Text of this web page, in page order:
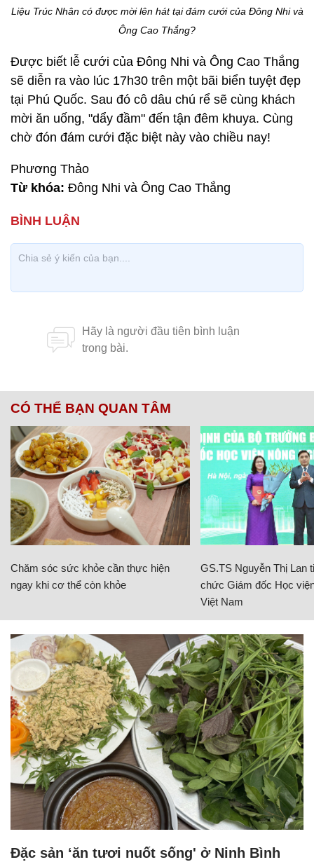
Liệu Trúc Nhân có được mời lên hát tại đám cưới của Đông Nhi và
Ông Cao Thắng?
Được biết lễ cưới của Đông Nhi và Ông Cao Thắng
sẽ diễn ra vào lúc 17h30 trên một bãi biển tuyệt đẹp
tại Phú Quốc. Sau đó cô dâu chú rể sẽ cùng khách
mời ăn uống, "dẩy đầm" đến tận đêm khuya. Cùng
chờ đón đám cưới đặc biệt này vào chiều nay!
Phương Thảo
Từ khóa: Đông Nhi và Ông Cao Thắng
CÓ THỂ BẠN QUAN TÂM
Chăm sóc sức khỏe cần thực hiện
ngay khi cơ thể còn khỏe
GS.TS Nguyễn Thị Lan
chức Giám đốc Học
Việt Nam
Đặc sản ‘ăn tươi nuốt sống' ở Ninh Bình